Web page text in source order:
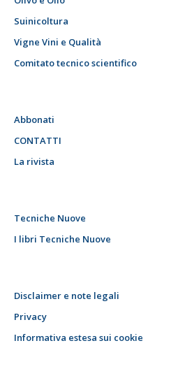
Suinicoltura
Vigne Vini e Qualità
Comitato tecnico scientifico
Abbonati
CONTATTI
La rivista
Tecniche Nuove
I libri Tecniche Nuove
Disclaimer e note legali
Privacy
Informativa estesa sui cookie